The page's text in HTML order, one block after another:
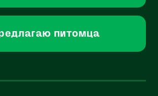
питомца